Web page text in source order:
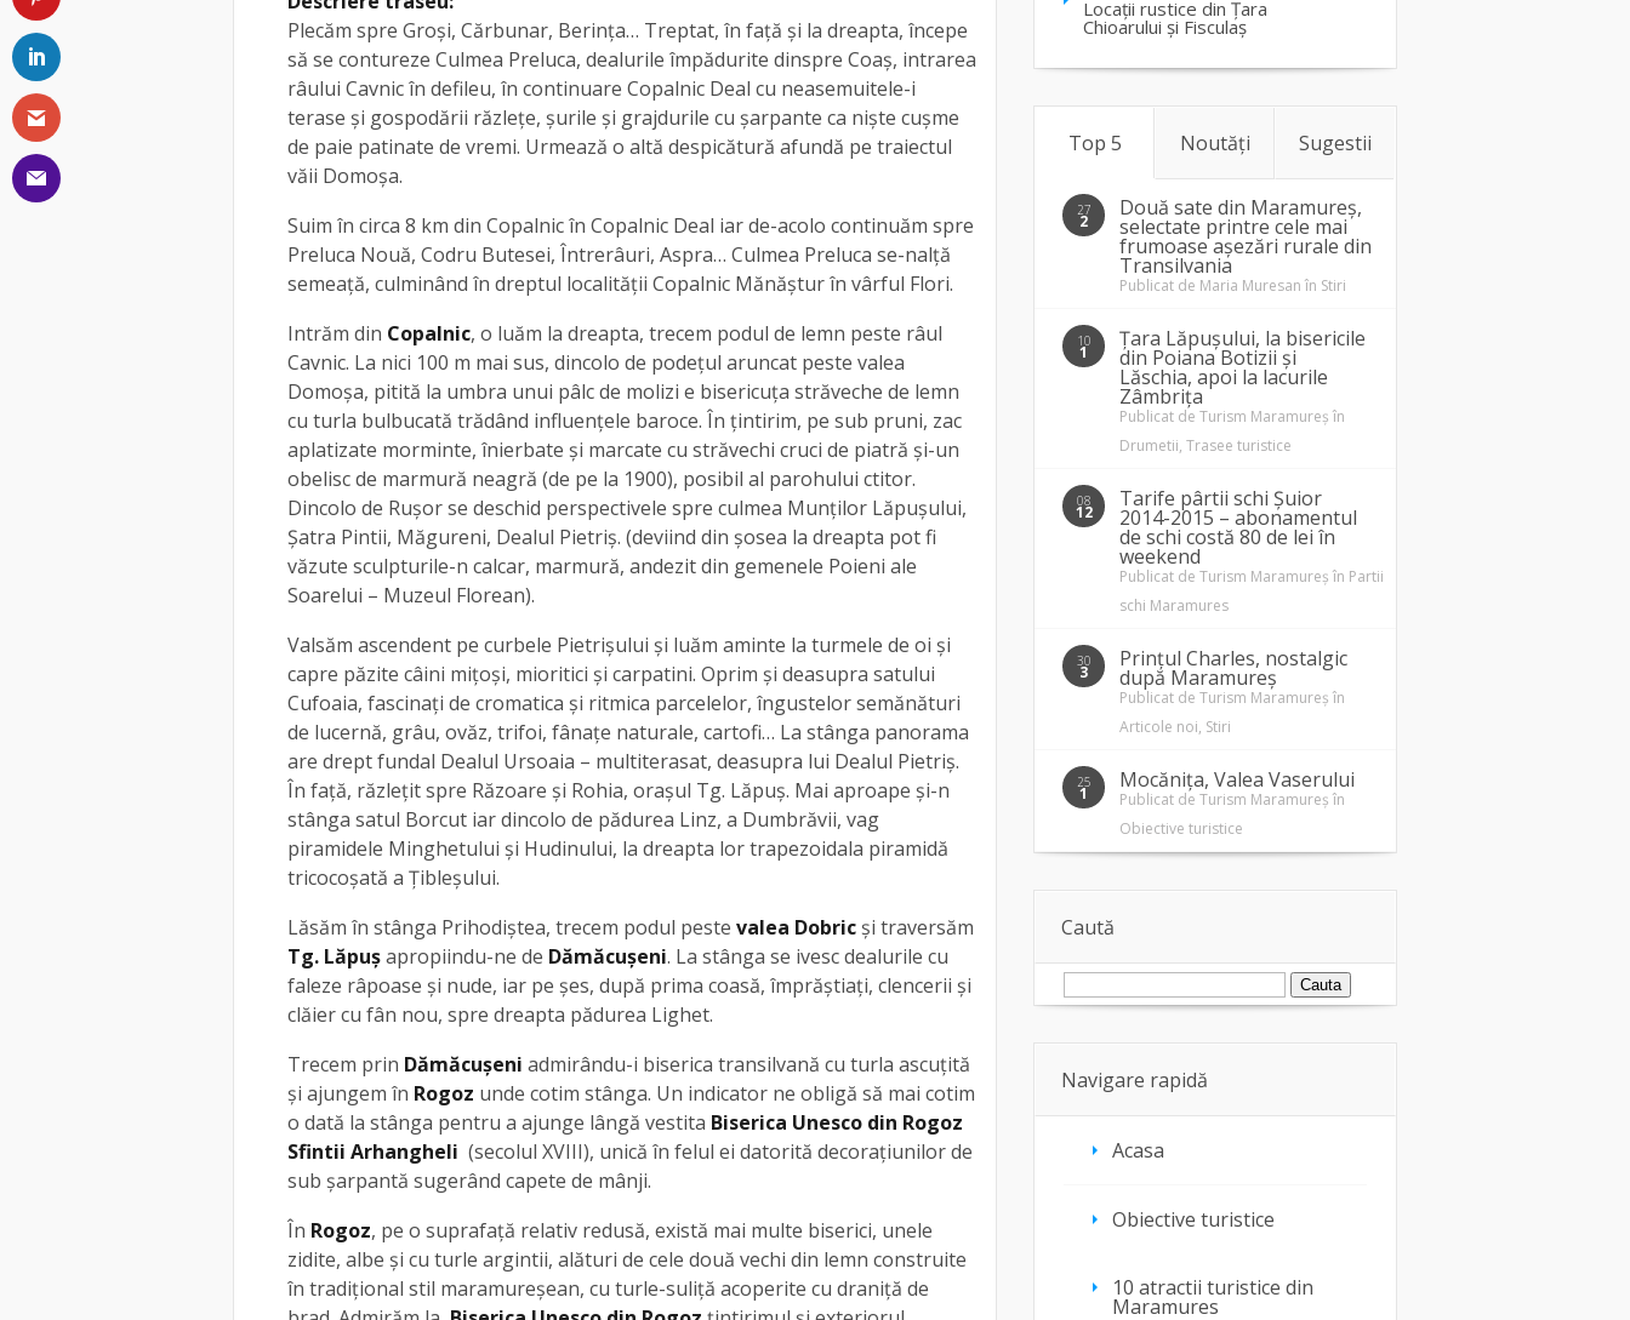
Plecăm spre Groşi, Cărbunar, Berinţa… Treptat, în faţă şi la dreapta, începe
să se contureze Culmea Preluca, dealurile împădurite dinspre Coaş, intrarea
râului Cavnic în defileu, în continuare Copalnic Deal cu neasemuitele-i
terase şi gospodării răzleţe, şurile şi grajdurile cu şarpante ca nişte cuşme
de paie patinate de vremi. Urmează o altă despicătură afundă pe traiectul
văii Domoşa.
Suim în circa 8 km din Copalnic în Copalnic Deal iar de-acolo continuăm spre
Preluca Nouă, Codru Butesei, Întrerâuri, Aspra… Culmea Preluca se-nalţă
semeaţă, culminând în dreptul localității Copalnic Mănăştur în vârful Flori.
Intrăm din Copalnic, o luăm la dreapta, trecem podul de lemn peste râul
Cavnic. La nici 100 m mai sus, dincolo de podeţul aruncat peste valea
Domoşa, pitită la umbra unui pâlc de molizi e bisericuţa străveche de lemn
cu turla bulbucată trădând influenţele baroce. În ţintirim, pe sub pruni, zac
aplatizate morminte, înierbate și marcate cu străvechi cruci de piatră şi-un
obelisc de marmură neagră (de pe la 1900), posibil al parohului ctitor.
Dincolo de Ruşor se deschid perspectivele spre culmea Munţilor Lăpuşului,
Şatra Pintii, Măgureni, Dealul Pietriş. (deviind din șosea la dreapta pot fi
văzute sculpturile-n calcar, marmură, andezit din gemenele Poieni ale
Soarelui – Muzeul Florean).
Valsăm ascendent pe curbele Pietrişului și luăm aminte la turmele de oi şi
capre păzite câini mițoși, mioritici şi carpatini. Oprim și deasupra satului
Cufoaia, fascinaţi de cromatica şi ritmica parcelelor, îngustelor semănături
de lucernă, grâu, ovăz, trifoi, fânaţe naturale, cartofi… La stânga panorama
are drept fundal Dealul Ursoaia – multiterasat, deasupra lui Dealul Pietriş.
În faţă, răzleţit spre Răzoare şi Rohia, oraşul Tg. Lăpuş. Mai aproape şi-n
stânga satul Borcut iar dincolo de pădurea Linz, a Dumbrăvii, vag
piramidele Minghetului şi Hudinului, la dreapta lor trapezoidala piramidă
tricocoșată a Ţibleşului.
Lăsăm în stânga Prihodiştea, trecem podul peste valea Dobric şi traversăm
Tg. Lăpuşapropiindu-ne de Dămăcuşeni. La stânga se ivesc dealurile cu
faleze râpoase şi nude, iar pe şes, după prima coasă, împrăştiaţi, clencerii şi
clăier cu fân nou, spre dreapta pădurea Lighet.
Trecem prin Dămăcuşeni admirându-i biserica transilvană cu turla ascuțită
și ajungem în Rogoz unde cotim stânga. Un indicator ne obligă să mai cotim
o dată la stânga pentru a ajunge lângă vestita Biserica Unesco din Rogoz
Sfintii Arhangheli (secolul XVIII), unică în felul ei datorită decoraţiunilor de
sub şarpantă sugerând capete de mânji.
În Rogoz, pe o suprafaţă relativ redusă, există mai multe biserici, unele
zidite, albe şi cu turle argintii, alături de cele două vechi din lemn construite
în tradiţional stil maramureşean, cu turle-suliţă acoperite cu draniţă de
Locații rustice din Țara
Chioarului și Fisculaș
Top 5 Noutăți Sugestii
27
2
Două sate din Maramureș,
selectate printre cele mai
frumoase așezări rurale din
Transilvania
Publicat de Maria Muresan în Stiri
10
1
Țara Lăpușului, la bisericile
din Poiana Botizii și
Lăschia, apoi la lacurile
Zâmbrița
Publicat de Turism Maramureș în
Drumetii, Trasee turistice
08
12
Tarife pârtii schi Șuior
2014-2015 – abonamentul
de schi costă 80 de lei în
weekend
Publicat de Turism Maramureș în Partii
schi Maramures
30
3
Prințul Charles, nostalgic
după Maramureș
Publicat de Turism Maramureș în
Articole noi, Stiri
25
1
Mocănița, Valea Vaserului
Publicat de Turism Maramureș în
Obiective turistice
Caută
Navigare rapidă
Acasa
Obiective turistice
10 atractii turistice din
Maramures